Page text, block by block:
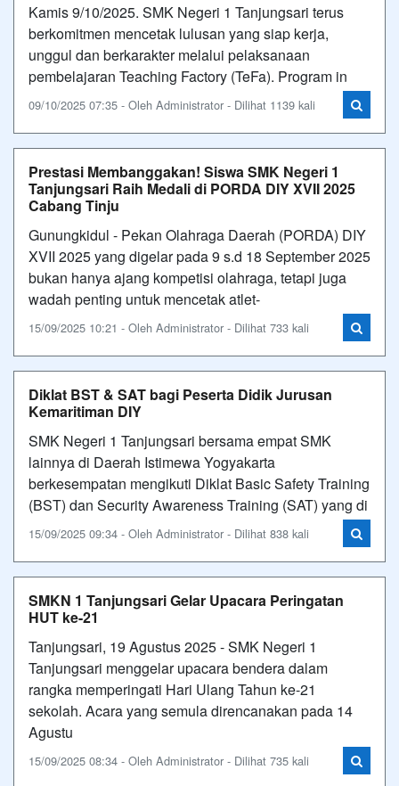
Kamis 9/10/2025. SMK Negeri 1 Tanjungsari terus
berkomitmen mencetak lulusan yang siap kerja,
unggul dan berkarakter melalui pelaksanaan
pembelajaran Teaching Factory (TeFa). Program in
09/10/2025 07:35 - Oleh Administrator - Dilihat 1139 kali
Prestasi Membanggakan! Siswa SMK Negeri 1
Tanjungsari Raih Medali di PORDA DIY XVII 2025
Cabang Tinju
Gunungkidul - Pekan Olahraga Daerah (PORDA) DIY
XVII 2025 yang digelar pada 9 s.d 18 September 2025
bukan hanya ajang kompetisi olahraga, tetapi juga
wadah penting untuk mencetak atlet-
15/09/2025 10:21 - Oleh Administrator - Dilihat 733 kali
Diklat BST & SAT bagi Peserta Didik Jurusan
Kemaritiman DIY
SMK Negeri 1 Tanjungsari bersama empat SMK
lainnya di Daerah Istimewa Yogyakarta
berkesempatan mengikuti Diklat Basic Safety Training
(BST) dan Security Awareness Training (SAT) yang di
15/09/2025 09:34 - Oleh Administrator - Dilihat 838 kali
SMKN 1 Tanjungsari Gelar Upacara Peringatan
HUT ke-21
Tanjungsari, 19 Agustus 2025 - SMK Negeri 1
Tanjungsari menggelar upacara bendera dalam
rangka memperingati Hari Ulang Tahun ke-21
sekolah. Acara yang semula direncanakan pada 14
Agustu
15/09/2025 08:34 - Oleh Administrator - Dilihat 735 kali